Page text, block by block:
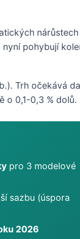
pohybují
Trh očekává
o 0,1-0,3 % dolů.
pro 3 modelové
sazbu (úspora
2026